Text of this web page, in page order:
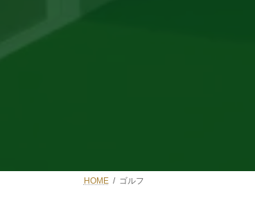
HOME ゴルフ